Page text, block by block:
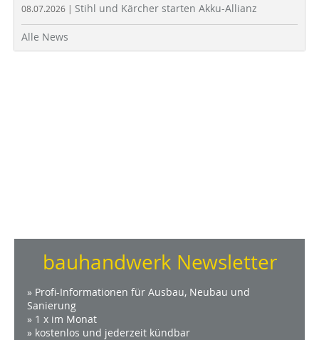
08.07.2026 | Stihl und Kärcher starten Akku-Allianz
Alle News
bauhandwerk Newsletter
» Profi-Informationen für Ausbau, Neubau und
Sanierung
» 1 x im Monat
» kostenlos und jederzeit kündbar